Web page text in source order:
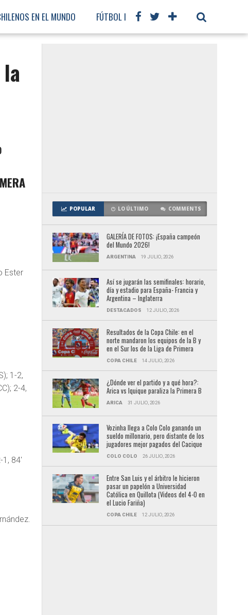
EN EL MUNDO FÚTBOL INTERNACIONAL
Ester
1-2,
2-4,
84′
POPULAR LO ÚLTIMO COMMENTS
GALERÍA DE FOTOS: ¡España campeón
del Mundo 2026!
ARGENTINA 19 JULIO, 2026
Así se jugarán las semifinales: horario,
día y estadio para España- Francia y
Argentina – Inglaterra
DESTACADOS 12 JULIO, 2026
Resultados de la Copa Chile: en el
norte mandaron los equipos de la B y
en el Sur los de la Liga de Primera
COPA CHILE 14 JULIO, 2026
¿Dónde ver el partido y a qué hora?:
Arica vs Iquique paraliza la Primera B
ARICA 31 JULIO, 2026
Vozinha llega a Colo Colo ganando un
sueldo millonario, pero distante de los
jugadores mejor pagados del Cacique
COLO COLO 26 JULIO, 2026
Entre San Luis y el árbitro le hicieron
pasar un papelón a Universidad
Católica en Quillota (Videos del 4-0 en
el Lucio Fariña)
COPA CHILE 12 JULIO, 2026